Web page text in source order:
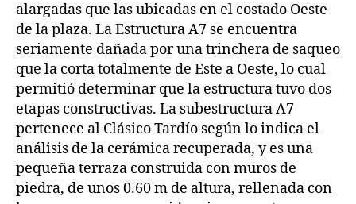
alargadas que las ubicadas en el costado Oeste
de la plaza. La Estructura A7 se encuentra
seriamente dañada por una trinchera de saqueo
que la corta totalmente de Este a Oeste, lo cual
permitió determinar que la estructura tuvo dos
etapas constructivas. La subestructura A7
pertenece al Clásico Tardío según lo indica el
análisis de la cerámica recuperada, y es una
pequeña terraza construida con muros de
piedra, de unos 0.60 m de altura, rellenada con